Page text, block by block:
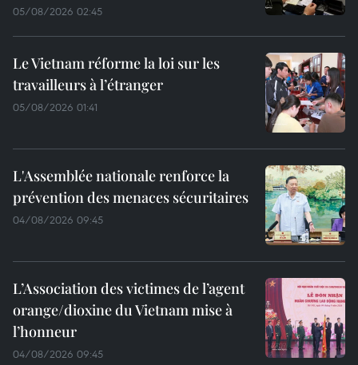
05/08/2026 02:45
Le Vietnam réforme la loi sur les
travailleurs à l’étranger
05/08/2026 01:41
L'Assemblée nationale renforce la
prévention des menaces sécuritaires
04/08/2026 09:45
L’Association des victimes de l’agent
orange/dioxine du Vietnam mise à
l’honneur
04/08/2026 09:45